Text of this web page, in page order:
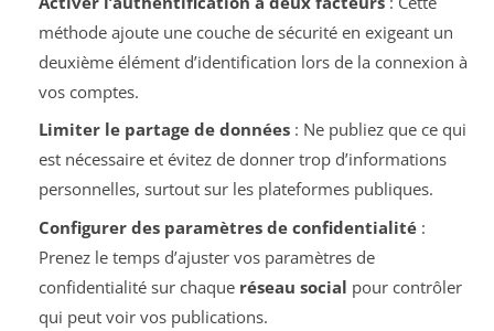
méthode ajoute une couche de sécurité en exigeant un
deuxième élément d’identification lors de la connexion à
vos comptes.
Limiter le partage de données: Ne publiez que ce qui
est nécessaire et évitez de donner trop d’informations
personnelles, surtout sur les plateformes publiques.
Configurer des paramètres de confidentialité:
Prenez le temps d’ajuster vos paramètres de
confidentialité sur chaque réseau social pour contrôler
qui peut voir vos publications.